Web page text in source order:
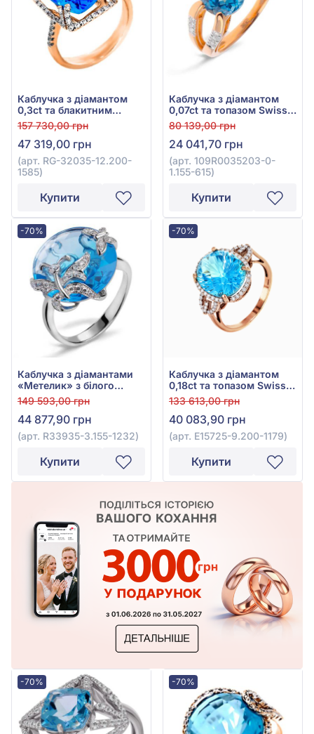
Каблучка з діамантом
0,3ct та блакитним
топазом 6,5ct із
червоного золота 585°,
арт. RG-32035-12.200-
1585
157 730,00 грн
47 319,00 грн
(арт. RG-32035-12.200-
1585)
Купити
Каблучка з діамантом
0,07ct та топазом Swiss
Blue 2,51ct із червоного
золота 585°, арт.
109R0035203-0-1.155-
615
80 139,00 грн
24 041,70 грн
(арт. 109R0035203-0-
1.155-615)
Купити
-70%
Каблучка з діамантами
«Метелик» з білого
золота 585° з діамантом
0,16ct та блакитним
топазом 8,47ct, арт.
R33935-3.155-1232
149 593,00 грн
44 877,90 грн
(арт. R33935-3.155-1232)
Купити
-70%
Каблучка з діамантом
0,18ct та топазом Swiss
Blue 8,34ct із червоного
золота 585°, арт. E15725-
9.200-1179
133 613,00 грн
40 083,90 грн
(арт. E15725-9.200-1179)
Купити
-70% -70%